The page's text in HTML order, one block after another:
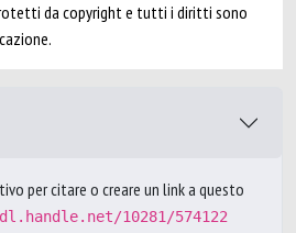
da copyright e tutti i diritti sono
per citare o creare un link a questo
10281/574122